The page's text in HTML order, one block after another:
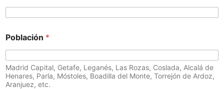
Población *
Madrid Capital, Getafe, Leganés, Las Rozas, Coslada, Alcalá de
Henares, Parla, Móstoles, Boadilla del Monte, Torrejón de Ardoz,
Aranjuez, etc.